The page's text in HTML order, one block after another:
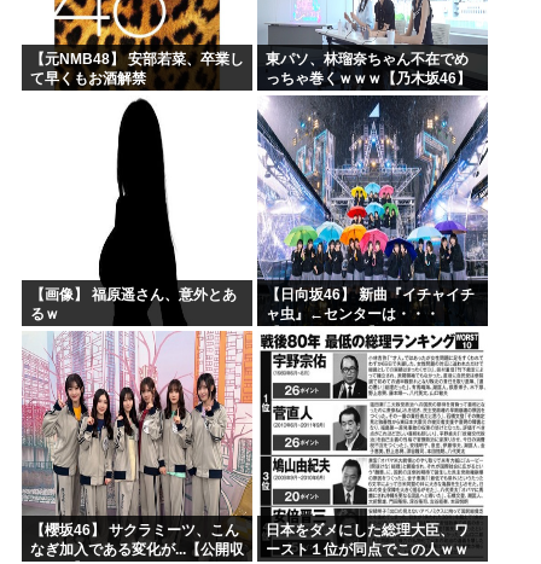
【元NMB48】 安部若菜、卒業し
て早くもお酒解禁
東パソ、林瑠奈ちゃん不在でめ
っちゃ巻くｗｗｗ【乃木坂46】
【画像】 福原遥さん、意外とあ
るｗ
【日向坂46】 新曲『イチャイチ
ャ虫』←センターは・・・
【18thシングル】
【櫻坂46】 サクラミーツ、こん
なぎ加入である変化が...【公開収
日本をダメにした総理大臣、ワ
ースト１位が同点でこの人ｗｗ